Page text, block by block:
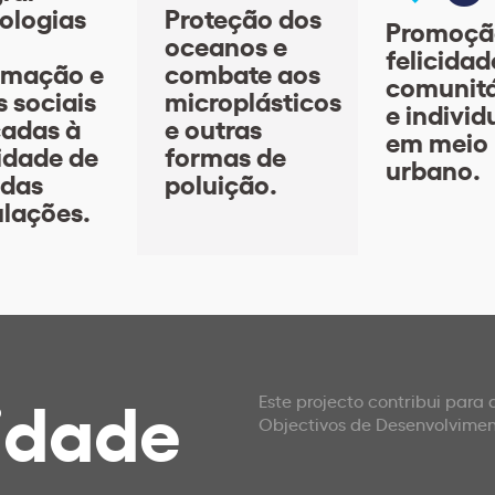
e
sociais
à
de
Proteção dos
oceanos e
combate aos
microplásticos
e outras
formas de
poluição.
e
em meio
urbano.
Este projecto contribui para
Objectivos de